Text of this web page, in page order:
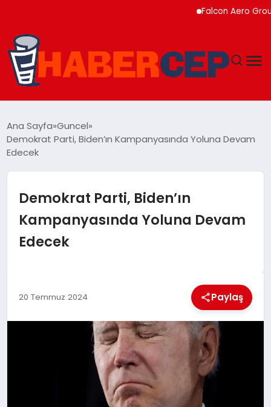
Falcon Aero Group,
GÜNDEM
SOSYAL MEDYA
Ana Sayfa Guncel
Demokrat Parti, Biden’ın Kampanyasında Yoluna Devam
Edecek
Demokrat Parti, Biden’ın
Kampanyasında Yoluna Devam
Edecek
20 Temmuz 2024 Paylaş